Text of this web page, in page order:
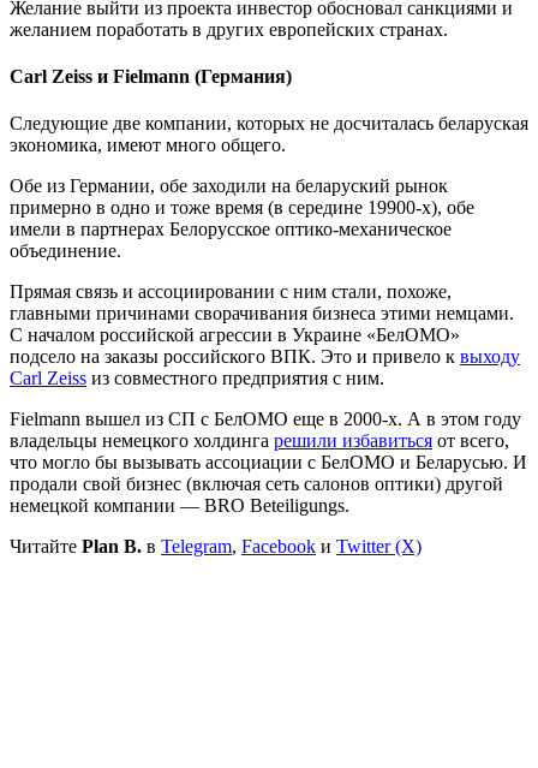
Желание выйти из проекта инвестор обосновал санкциями и
желанием поработать в других европейских странах.
Carl Zeiss и Fielmann (Германия)
Следующие две компании, которых не досчиталась беларуская
экономика, имеют много общего.
Обе из Германии, обе заходили на беларуский рынок
примерно в одно и тоже время (в середине 19900-х), обе
имели в партнерах Белорусское оптико-механическое
объединение.
Прямая связь и ассоциировании с ним стали, похоже,
главными причинами сворачивания бизнеса этими немцами.
С началом российской агрессии в Украине «БелОМО»
подсело на заказы российского ВПК. Это и привело к выходу
Carl Zeiss из совместного предприятия с ним.
Fielmann вышел из СП с БелОМО еще в 2000-х. А в этом году
владельцы немецкого холдинга решили избавиться от всего,
что могло бы вызывать ассоциации с БелОМО и Беларусью. И
продали свой бизнес (включая сеть салонов оптики) другой
немецкой компании — BRO Beteiligungs.
Читайте Plan B. в Telegram, Facebook и Twitter (X)